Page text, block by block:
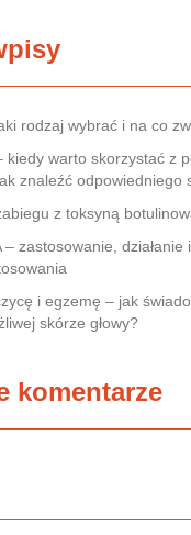
rodzaj wybrać i na co
kiedy warto skorzystać z
znaleźć odpowiedniego
z toksyną
zastosowanie, działanie i
i egzemę – jak
skórze głowy?
komentarze